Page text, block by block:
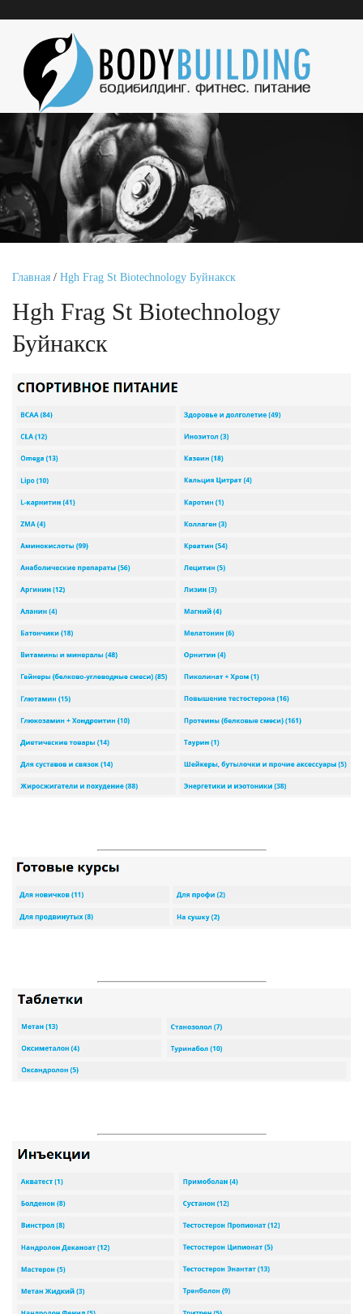
Главная / Hgh Frag St Biotechnology Буйнакск
Hgh Frag St Biotechnology
Буйнакск